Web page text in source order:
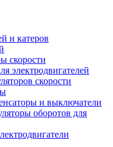
и катеров
скорости
электродвигателей
скорости
и выключатели
оборотов для